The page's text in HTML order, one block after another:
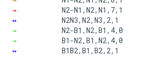
→
↔
→
→
↔
N2-N1,N2,N1,7,1
N2N3,N2,N3,2,1
N2-B1,N2,B1,4,0
B1-N2,B1,N2,4,0
B1B2,B1,B2,2,1